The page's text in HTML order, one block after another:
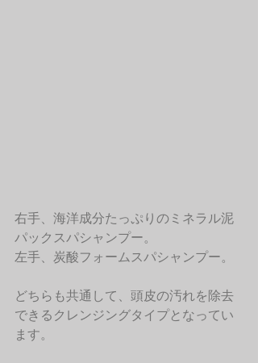
右手、海洋成分たっぷりのミネラル泥
パックスパシャンプー。
左手、炭酸フォームスパシャンプー。
どちらも共通して、頭皮の汚れを除去
できるクレンジングタイプとなってい
ます。